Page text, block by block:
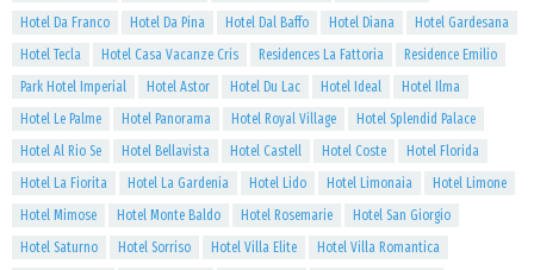
Hotel Da Franco
Hotel Da Pina Hotel Dal Baffo Hotel Diana
Hotel Gardesana
Hotel Tecla
Hotel Casa Vacanze Cris Residences La Fattoria
Residence Emilio
Park Hotel Imperial
Hotel Astor Hotel Du Lac Hotel Ideal
Hotel Ilma
Hotel Le Palme
Hotel Panorama Hotel Royal Village
Hotel Splendid Palace
Hotel Al Rio Se
Hotel Bellavista Hotel Castell Hotel Coste
Hotel Florida
Hotel La Fiorita
Hotel La Gardenia Hotel Lido Hotel Limonaia
Hotel Limone
Hotel Mimose
Hotel Monte Baldo Hotel Rosemarie
Hotel San Giorgio
Hotel Saturno
Hotel Sorriso Hotel Villa Elite
Hotel Villa Romantica